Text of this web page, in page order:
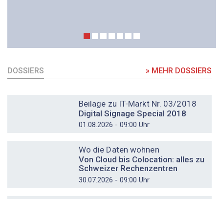
DOSSIERS » MEHR DOSSIERS
Beilage zu IT-Markt Nr. 03/2018
Digital Signage Special 2018
01.08.2026 - 09:00 Uhr
Wo die Daten wohnen
Von Cloud bis Colocation: alles zu
Schweizer Rechenzentren
30.07.2026 - 09:00 Uhr